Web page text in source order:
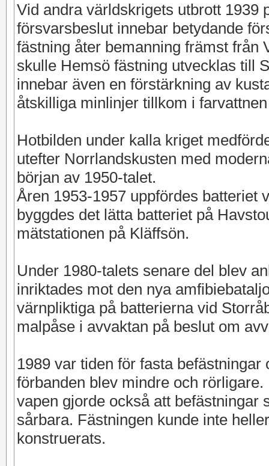
Vid andra världskrigets utbrott 1939
försvarsbeslut innebar betydande
fästning åter bemanning främst från
skulle Hemsö fästning utvecklas till
innebar även en förstärkning av
åtskilliga minlinjer tillkom i
Hotbilden under kalla kriget
utefter Norrlandskusten med
början av 1950-talet.
Åren 1953-1957 uppfördes batteriet
byggdes det lätta batteriet på
mätstationen på Kläffsön.
Under 1980-talets senare del blev
inriktades mot den nya
värnpliktiga på batterierna vid
malpåse i avvaktan på beslut om
1989 var tiden för fasta
förbanden blev mindre och
vapen gjorde också att befästningar
sårbara. Fästningen kunde inte
konstruerats.